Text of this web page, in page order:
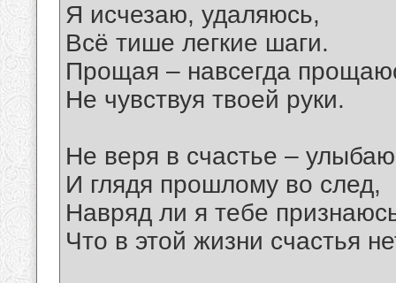
Я исчезаю, удаляюсь,
Всё тише легкие шаги.
Прощая – навсегда
Не чувствуя твоей руки.
Не веря в счастье –
И глядя прошлому во след,
Навряд ли я тебе
Что в этой жизни счастья